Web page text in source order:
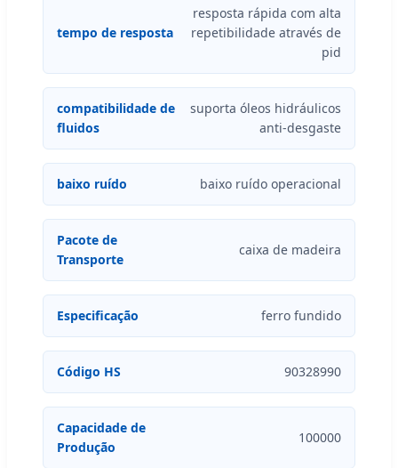
tempo de resposta
resposta rápida com alta
repetibilidade através de
pid
compatibilidade de
fluidos
suporta óleos hidráulicos
anti-desgaste
baixo ruído baixo ruído operacional
Pacote de
Transporte
caixa de madeira
Especificação ferro fundido
Código HS 90328990
Capacidade de
Produção
100000